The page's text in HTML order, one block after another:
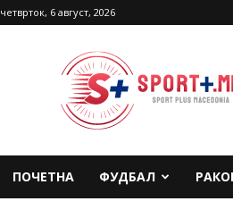
четврток, 6 август, 2026
Sport
Plus
Macedonia
ПОЧЕТНА ФУДБАЛ